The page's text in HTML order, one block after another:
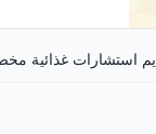
استشارات غذائية